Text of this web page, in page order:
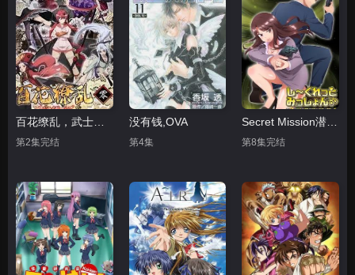
第2集完结
没有钱,OVA
第4集 第8集完结